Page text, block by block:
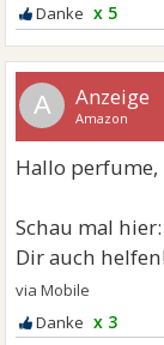
x 5
A
x 3